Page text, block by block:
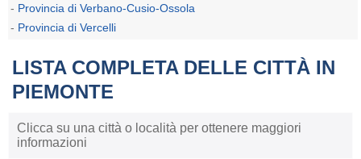
- Provincia di Verbano-Cusio-Ossola
- Provincia di Vercelli
LISTA COMPLETA DELLE CITTÀ IN
PIEMONTE
Clicca su una città o località per ottenere maggiori
informazioni